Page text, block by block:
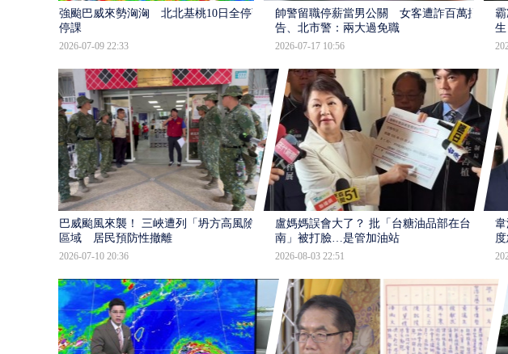
強颱巴威來勢洶洶 北北基桃10日全停班
停課
2026-07-09 22:33
帥警留職停薪當男公關 女客遭詐百萬提
告、北市警：兩大過免職
2026-07-17 10:56
巴威颱風來襲！ 三峽遭列「坍方高風險」
區域 居民預防性撤離
2026-07-10 20:36
盧媽媽誤會大了？ 批「台糖油品部在台
南」被打臉…是管加油站
2026-08-03 22:51